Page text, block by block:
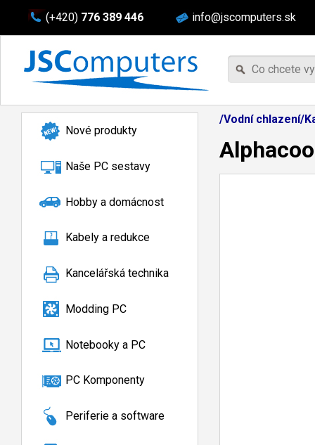
(+420) 776 389 446 info@jscomputers.sk
Nové produkty
Naše PC sestavy
Hobby a domácnost
Kabely a redukce
Kancelářská technika
Modding PC
Notebooky a PC
PC Komponenty
Periferie a software
/Vodní chlazení/